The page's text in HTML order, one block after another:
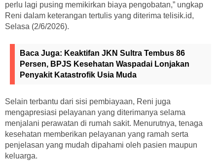
perlu lagi pusing memikirkan biaya pengobatan,” ungkap
Reni dalam keterangan tertulis yang diterima telisik.id,
Selasa (2/6/2026).
Baca Juga: Keaktifan JKN Sultra Tembus 86
Persen, BPJS Kesehatan Waspadai Lonjakan
Penyakit Katastrofik Usia Muda
Selain terbantu dari sisi pembiayaan, Reni juga
mengapresiasi pelayanan yang diterimanya selama
menjalani perawatan di rumah sakit. Menurutnya, tenaga
kesehatan memberikan pelayanan yang ramah serta
penjelasan yang mudah dipahami oleh pasien maupun
keluarga.